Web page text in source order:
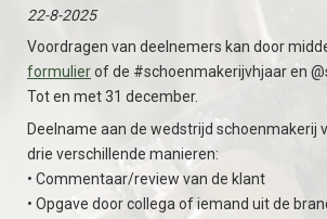
22-8-2025
Voordragen van deelnemers kan door
formulierof de #schoenmakerijvhjaar en
Tot en met 31 december.
Deelname aan de wedstrijd schoenmakerij
drie verschillende manieren:
• Commentaar/review van de klant
• Opgave door collega of iemand uit de